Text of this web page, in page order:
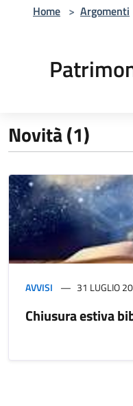
Home > Argomenti
Novità (1)
AVVISI 31 LUGLIO
Chiusura estiva